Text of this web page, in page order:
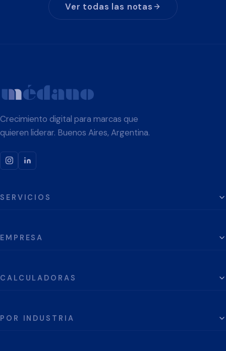
Ver todas las notas
Crecimiento digital para marcas que
quieren liderar. Buenos Aires, Argentina.
SERVICIOS
EMPRESA
CALCULADORAS
POR INDUSTRIA